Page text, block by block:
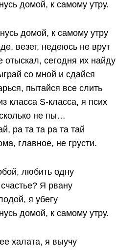
домой, к самому утру.
домой, к самому утру
везет, недеюсь не врут
отыскал, сегодня их найду
со мной и сдайся
пытайся все слить
класса S-класса, я псих
не пы…
ра та та ра та тай
главное, не грусти.
любить одну
Я рвану
я убегу
домой, к самому утру.
халата, я выучу